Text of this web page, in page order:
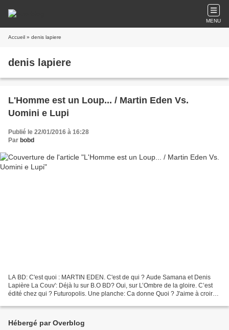
MENU
Accueil » denis lapiere
denis lapiere
L'Homme est un Loup... / Martin Eden Vs.
Uomini e Lupi
Publié le 22/01/2016 à 16:28
Par bobd
LA BD: C'est quoi : MARTIN EDEN. C'est de qui ? Aude Samana et Denis
Lapière La Couv': Déjà lu sur B.O BD? Oui, sur L’Ombre de la gloire. C’est
édité chez qui ? Futuropolis. Une planche: Ca donne Quoi ? J'aime à croire
Hébergé par Overblog